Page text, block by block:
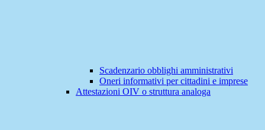
Scadenzario obblighi amministrativi
Oneri informativi per cittadini e imprese
Attestazioni OIV o struttura analoga